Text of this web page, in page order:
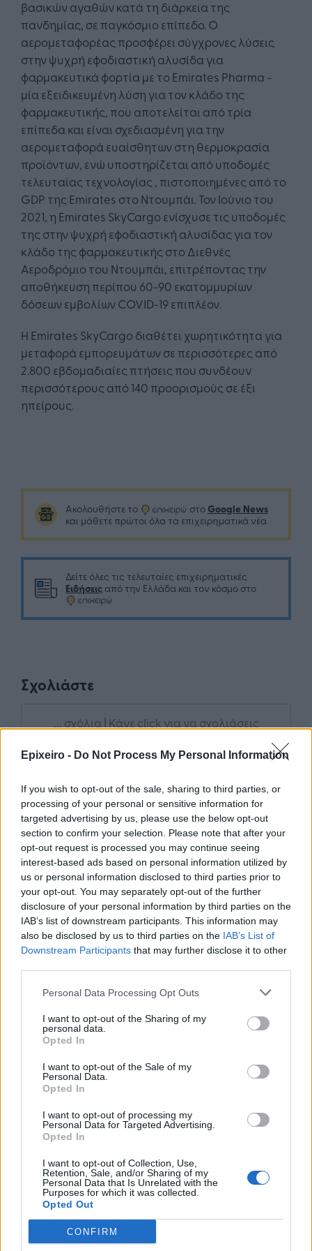
Epixeiro - Do Not Process My Personal Information
If you wish to opt-out of the sale, sharing to third parties, or
processing of your personal or sensitive information for
targeted advertising by us, please use the below opt-out
section to confirm your selection. Please note that after your
opt-out request is processed you may continue seeing
interest-based ads based on personal information utilized by
us or personal information disclosed to third parties prior to
your opt-out. You may separately opt-out of the further
disclosure of your personal information by third parties on the
IAB’s list of downstream participants. This information may
also be disclosed by us to third parties on the IAB’s List of
Downstream Participants that may further disclose it to other
Personal Data Processing Opt Outs
I want to opt-out of the Sharing of my
personal data.
Opted In
I want to opt-out of the Sale of my
Personal Data.
Opted In
I want to opt-out of processing my
Personal Data for Targeted Advertising.
Opted In
I want to opt-out of Collection, Use,
Retention, Sale, and/or Sharing of my
Personal Data that Is Unrelated with the
Purposes for which it was collected.
Opted Out
CONFIRM
βασικών αγαθών κατά τη διάρκεια της
πανδημίας, σε παγκόσμιο επίπεδο. Ο
αερομεταφορέας προσφέρει σύγχρονες λύσεις
στην ψυχρή εφοδιαστική αλυσίδα για
φαρμακευτικά φορτία με τo Emirates Pharma -
μία εξειδικευμένη λύση για τον κλάδο της
φαρμακευτικής, που αποτελείται από τρία
επίπεδα και είναι σχεδιασμένη για την
αερομεταφορά ευαίσθητων στη θερμοκρασία
προϊόντων, ενώ υποστηρίζεται από υποδομές
τελευταίας τεχνολογίας , πιστοποιημένες από το
GDP της Emirates στο Ντουμπάι. Τον Ιούνιο του
2021, η Emirates SkyCargo ενίσχυσε τις υποδομές
της στην ψυχρή εφοδιαστική αλυσίδας για τον
κλάδο της φαρμακευτικής στο Διεθνές
Αεροδρόμιο του Ντουμπάι, επιτρέποντας την
αποθήκευση περίπου 60-90 εκατομμυρίων
δόσεων εμβολίων COVID-19 επιπλέον.
Η Emirates SkyCargo διαθέτει χωρητικότητα για
μεταφορά εμπορευμάτων σε περισσότερες από
2.800 εβδομαδιαίες πτήσεις που συνδέουν
περισσότερους από 140 προορισμούς σε έξι
ηπείρους.
Ακολουθήστε το στο Google News
και μάθετε πρώτοι όλα τα επιχειρηματικά νέα
Δείτε όλες τις τελευταίες επιχειρηματικές
Ειδήσεις από την Ελλάδα και τον κόσμο στο
Σχολιάστε
... σχόλια | Κάνε click για να σχολιάσεις
TP Greece: Πώς διαμορφώνεται το
μέλλον του Insurance στην εποχή του AI
Advertorial
Περισσότερα από το